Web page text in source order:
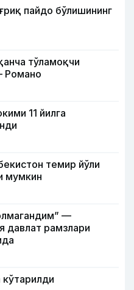
пайдо бўлишининг
тўламоқчи
Романо
11 йилга
темир йўли
мумкин
—
давлат рамзлари